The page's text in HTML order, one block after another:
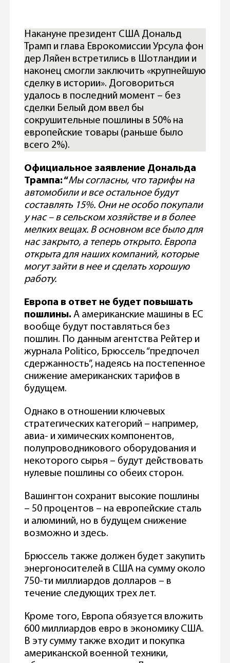
Накануне президент США Дональд
Трамп и глава Еврокомиссии Урсула фон
дер Ляйен встретились в Шотландии и
наконец смогли заключить «крупнейшую
сделку в истории». Договориться
удалось в последний момент – без
сделки Белый дом ввел бы
сокрушительные пошлины в 50% на
европейские товары (раньше было
всего 2%).
Официальное заявление Дональда
Трампа: “Мы согласны, что тарифы на
автомобили и все остальное будут
составлять 15%. Они не особо покупали
у нас – в сельском хозяйстве и в более
мелких вещах. В основном все было для
нас закрыто, а теперь открыто. Европа
открыта для наших компаний, которые
могут зайти в нее и сделать хорошую
работу.
Европа в ответ не будет повышать
пошлины. А американские машины в ЕС
вообще будут поставляться без
пошлин. По данным агентства Рейтер и
журнала Politico, Брюссель “предпочел
сдержанность”, надеясь на постепенное
снижение американских тарифов в
будущем.
Однако в отношении ключевых
стратегических категорий – например,
авиа- и химических компонентов,
полупроводникового оборудования и
некоторого сырья – будут действовать
нулевые пошлины со обеих сторон.
Вашингтон сохранит высокие пошлины
– 50 процентов – на европейские сталь
и алюминий, но в будущем снижение
возможно и здесь.
Брюссель также должен будет закупить
энергоносителей в США на сумму около
750-ти миллиардов долларов – в
течение следующих трех лет.
Кроме того, Европа обязуется вложить
600 миллиардов евро в экономику США.
В эту сумму также входит и покупка
американской военной техники,